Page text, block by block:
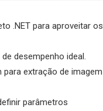
.NET para aproveitar os
desempenho ideal.
para extração de imagem
parâmetros